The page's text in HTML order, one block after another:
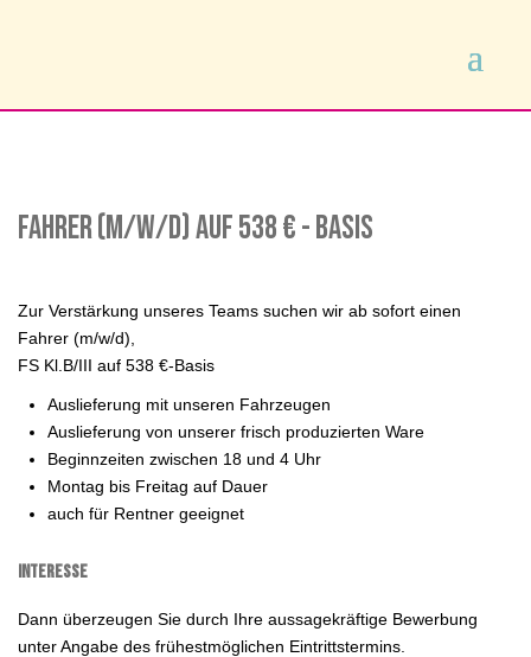
Fahrer (m/w/d) auf 538 € - Basis
Zur Verstärkung unseres Teams suchen wir ab sofort einen
Fahrer (m/w/d),
FS Kl.B/III auf 538 €-Basis
Auslieferung mit unseren Fahrzeugen
Auslieferung von unserer frisch produzierten Ware
Beginnzeiten zwischen 18 und 4 Uhr
Montag bis Freitag auf Dauer
auch für Rentner geeignet
Interesse
Dann überzeugen Sie durch Ihre aussagekräftige Bewerbung
unter Angabe des frühestmöglichen Eintrittstermins.